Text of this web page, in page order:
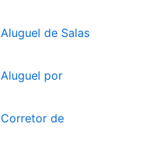
de Salas
por
de